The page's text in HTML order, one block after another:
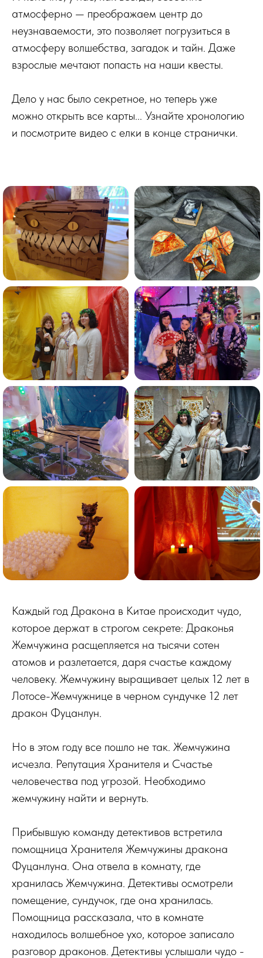
атмосферно — преображаем центр до
неузнаваемости, это позволяет погрузиться в
атмосферу волшебства, загадок и тайн. Даже
взрослые мечтают попасть на наши квесты.
Дело у нас было секретное, но теперь уже
можно открыть все карты... Узнайте хронологию
и посмотрите видео с елки в конце странички.
Каждый год Дракона в Китае происходит чудо,
которое держат в строгом секрете: Драконья
Жемчужина расщепляется на тысячи сотен
атомов и разлетается, даря счастье каждому
человеку. Жемчужину выращивает целых 12 лет в
Лотосе-Жемчужнице в черном сундучке 12 лет
дракон Фуцанлун.
Но в этом году все пошло не так. Жемчужина
исчезла. Репутация Хранителя и Счастье
человечества под угрозой. Необходимо
жемчужину найти и вернуть.
Прибывшую команду детективов встретила
помощница Хранителя Жемчужины дракона
Фуцанлуна. Она отвела в комнату, где
хранилась Жемчужина. Детективы осмотрели
помещение, сундучок, где она хранилась.
Помощница рассказала, что в комнате
находилось волшебное ухо, которое записало
разговор драконов. Детективы услышали чудо -